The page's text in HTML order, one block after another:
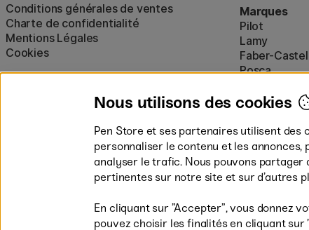
Conditions générales de ventes
Charte de confidentialité
Mentions Légales
Cookies
Marques
Pilot
Lamy
Faber-
Posca
Afficher
Les modes de paiement
Nous utilisons des cookies
Pen Store et ses partenaires utilisent des
personnaliser le contenu et les
analyser le trafic. Nous pouvons
pertinentes sur notre site et sur d’autres
En cliquant sur ”Accepter”, vous donnez
pouvez choisir les finalités en cliquant